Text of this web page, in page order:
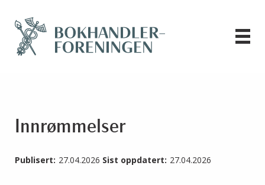
Innrømmelser
Publisert: 27.04.2026 Sist oppdatert: 27.04.2026